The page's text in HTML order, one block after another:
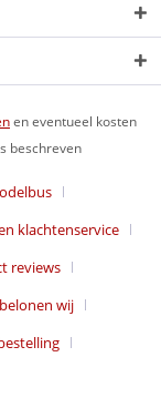
en eventueel kosten
beschreven
klachtenservice
reviews
wij